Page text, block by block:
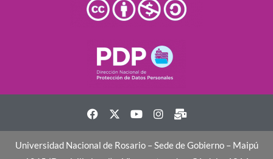
Universidad Nacional de Rosario – Sede de Gobierno – Maipú